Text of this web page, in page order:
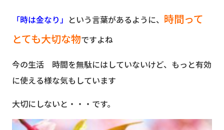
「時は金なり」 という言葉があるように、 時間って
とても大切な物ですよね
今の生活 時間を無駄にはしていないけど、もっと有効
に使える様な気もしています
大切にしないと・・・です。